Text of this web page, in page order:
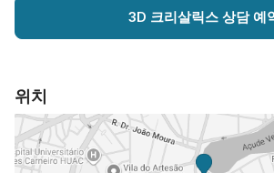
3D 크리살릭스 상담 예
위치